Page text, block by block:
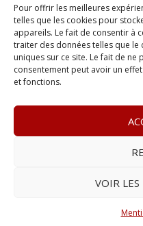
Pour offrir les meilleures
telles que les cookies pour
appareils. Le fait de consentir à
traiter des données telles que
uniques sur ce site. Le fait de
consentement peut avoir un
et fonctions.
VOIR LES
–
– E-mail :
Réalisé avec ❤